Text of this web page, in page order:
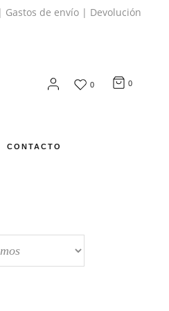
| Gastos de envío | Devolución
0 0
CONTACTO